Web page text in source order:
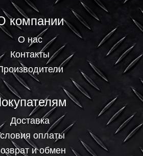
компании
О нас
Контакты
Доставка
оплаты
и обмен